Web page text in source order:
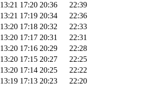
13:21 17:20 20:36
22:39
13:21 17:19 20:34
22:36
13:20 17:18 20:32
22:33
13:20 17:17 20:31
22:31
13:20 17:16 20:29
22:28
13:20 17:15 20:27
22:25
13:20 17:14 20:25
22:22
13:19 17:13 20:23
22:20